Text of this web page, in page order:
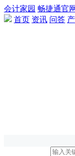
会计家园 畅捷通官网
首页 资讯 问答